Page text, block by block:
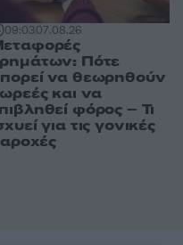
09:0307.08.26
Πότε
να θεωρηθούν
και να
φόρος – Τι
για τις γονικές